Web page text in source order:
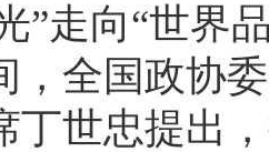
”走向“世界
，全国政协
丁世忠提出